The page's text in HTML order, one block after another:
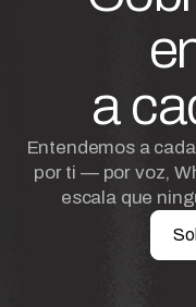
a
Entendemos a
por ti — por voz,
escala que